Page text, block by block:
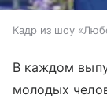
Кадр из шоу
В каждом
молодых